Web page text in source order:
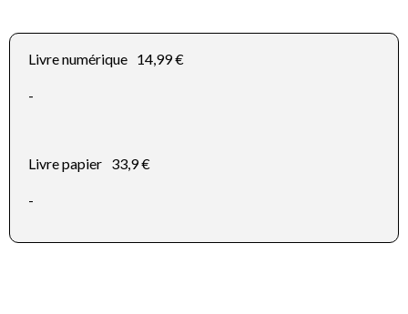
Livre numérique 14,99 €
-
Livre papier 33,9 €
-